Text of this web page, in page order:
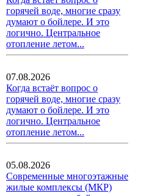
горячей воде, многие сразу
думают о бойлере. И это
логично. Центральное
отопление летом...
07.08.2026
Когда встаёт вопрос о
горячей воде, многие сразу
думают о бойлере. И это
логично. Центральное
отопление летом...
05.08.2026
Современные многоэтажные
жилые комплексы (МКР)